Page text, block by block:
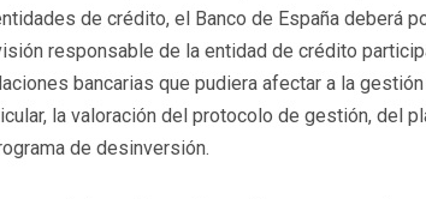
de crédito, el Banco de España deberá
responsable de la entidad de crédito
bancarias que pudiera afectar a la
la valoración del protocolo de gestión, del
de desinversión.